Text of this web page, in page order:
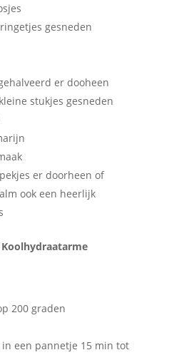
gesneden
er dooheen
stukjes gesneden
er doorheen of
ook een heerlijk
200 graden
een pannetje 15 min tot